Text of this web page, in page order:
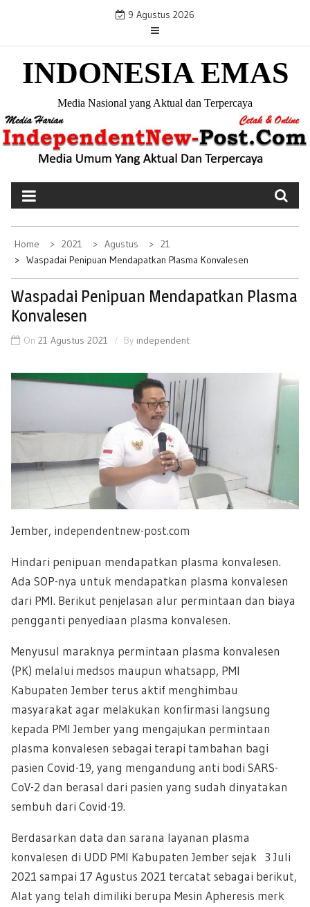
i
o
9 Agustus 2026
INDONESIA EMAS
Media Nasional yang Aktual dan Terpercaya
Home 2021 Agustus
21
Waspadai Penipuan Mendapatkan Plasma Konvalesen
Waspadai Penipuan Mendapatkan Plasma
Konvalesen
On 21 Agustus 2021 By independent
Jember, independentnew-post.com
Hindari penipuan mendapatkan plasma konvalesen.
Ada SOP-nya untuk mendapatkan plasma konvalesen
dari PMI. Berikut penjelasan alur permintaan dan biaya
pengganti penyediaan plasma konvalesen.
Menyusul maraknya permintaan plasma konvalesen
(PK) melalui medsos maupun whatsapp, PMI
Kabupaten Jember terus aktif menghimbau
masyarakat agar melakukan konfirmasi langsung
kepada PMI Jember yang mengajukan permintaan
plasma konvalesen sebagai terapi tambahan bagi
pasien Covid-19, yang mengandung anti bodi SARS-
CoV-2 dan berasal dari pasien yang sudah dinyatakan
sembuh dari Covid-19.
Berdasarkan data dan sarana layanan plasma
konvalesen di UDD PMI Kabupaten Jember sejak 3 Juli
2021 sampai 17 Agustus 2021 tercatat sebagai berikut,
Alat yang telah dimiliki berupa Mesin Apheresis merk